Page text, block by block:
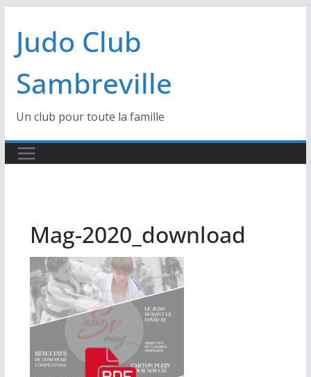
contenu
Judo Club
Sambreville
Un club pour toute la famille
Mag-2020_download